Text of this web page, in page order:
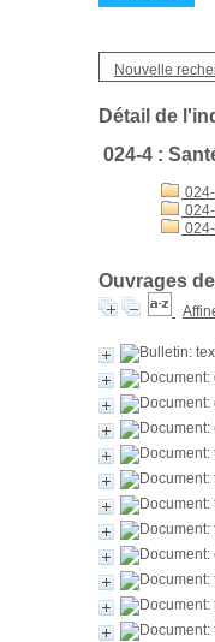
Nouvelle
Détail de
024-4 :
Ouvrages